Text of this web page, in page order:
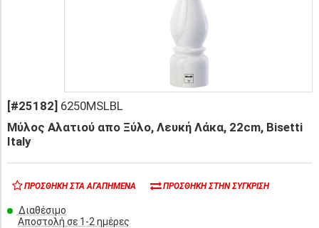
[#25182] 6250MSLBL
Μύλος Αλατιού απο Ξύλο, Λευκή Λάκα, 22cm, Bisetti
Italy
ΠΡΟΣΘΉΚΗ ΣΤΑ ΑΓΑΠΗΜΈΝΑ ΠΡΟΣΘΉΚΗ ΣΤΗΝ ΣΎΓΚΡΙΣΗ
Διαθέσιμο
Αποστολή σε 1-2 ημέρες